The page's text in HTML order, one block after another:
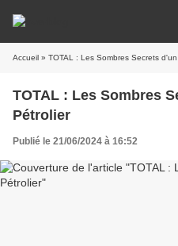
Accueil » TOTAL : Les Sombres Secrets
TOTAL : Les Sombres
Pétrolier
Publié le 21/06/2024 à 16:52